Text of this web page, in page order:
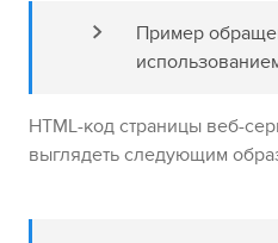
Пример
HTML-код страницы веб-
выглядеть следующим